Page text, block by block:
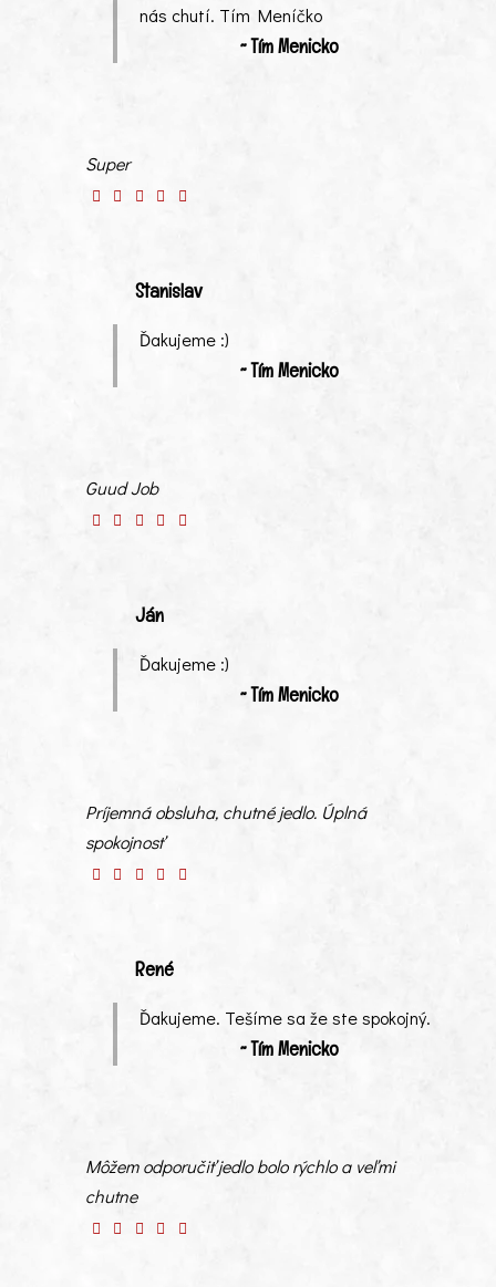
nás chutí. Tím Meníčko
~ Tím Menicko
Super
Stanislav
Ďakujeme :)
~ Tím Menicko
Guud Job
Ján
Ďakujeme :)
~ Tím Menicko
Príjemná obsluha, chutné jedlo. Úplná
spokojnosť
René
Ďakujeme. Tešíme sa že ste spokojný.
~ Tím Menicko
Môžem odporučiť jedlo bolo rýchlo a veľmi
chutne